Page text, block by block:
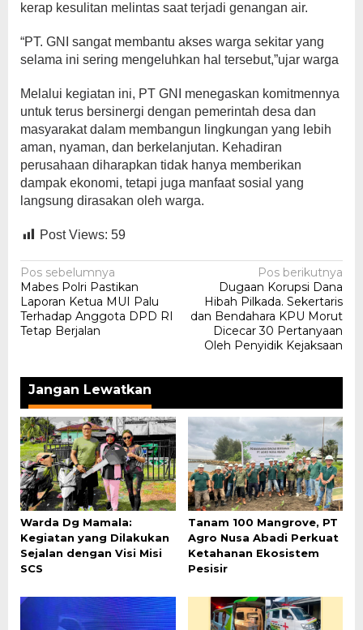
kerap kesulitan melintas saat terjadi genangan air.
“PT. GNI sangat membantu akses warga sekitar yang
selama ini sering mengeluhkan hal tersebut,”ujar warga
Melalui kegiatan ini, PT GNI menegaskan komitmennya
untuk terus bersinergi dengan pemerintah desa dan
masyarakat dalam membangun lingkungan yang lebih
aman, nyaman, dan berkelanjutan. Kehadiran
perusahaan diharapkan tidak hanya memberikan
dampak ekonomi, tetapi juga manfaat sosial yang
langsung dirasakan oleh warga.
Post Views: 59
Navigasi
pos
Pos sebelumnya
Mabes Polri Pastikan
Laporan Ketua MUI Palu
Terhadap Anggota DPD RI
Tetap Berjalan
Pos berikutnya
Dugaan Korupsi Dana
Hibah Pilkada. Sekertaris
dan Bendahara KPU Morut
Dicecar 30 Pertanyaan
Oleh Penyidik Kejaksaan
Jangan Lewatkan
Warda Dg Mamala:
Kegiatan yang Dilakukan
Sejalan dengan Visi Misi
SCS
Tanam 100 Mangrove, PT
Agro Nusa Abadi Perkuat
Ketahanan Ekosistem
Pesisir